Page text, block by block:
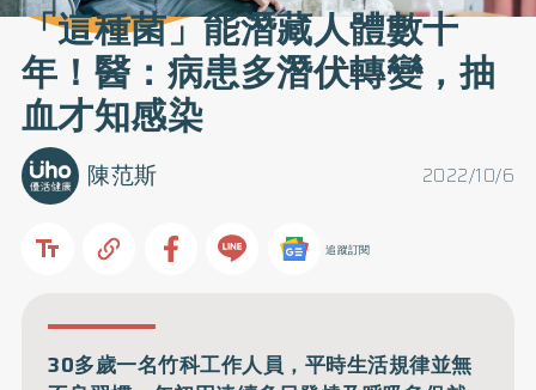
「這種菌」能潛藏人體數十
年！醫：病患多潛伏轉變，抽
血才知感染
2022/10/6
陳范斯
追蹤訂閱
30多歲一名竹科工作人員，平時生活規律並無